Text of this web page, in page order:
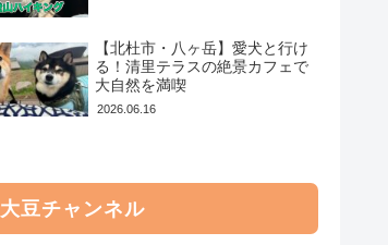
アメリカで超人気のドライ
ブボックス「Lealchum」を
使ってみた
66 views
50 views
【飯能・吾妻峡】愛犬との
川遊びにおすすめ！BBQも
できる絶景＆秘境スポット
でした
してきました
【北杜市・八ヶ岳】愛犬と行け
る！清里テラスの絶景カフェで
大自然を満喫
2026.06.16
大豆チャンネル